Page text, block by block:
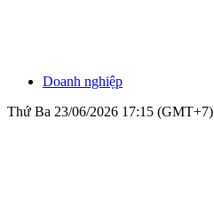
Doanh nghiệp
Thứ Ba 23/06/2026 17:15 (GMT+7)